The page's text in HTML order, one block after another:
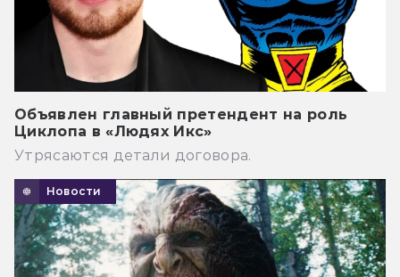
Объявлен главный претендент на роль
Циклопа в «Людях Икс»
Утрясаются детали договора.
Новости